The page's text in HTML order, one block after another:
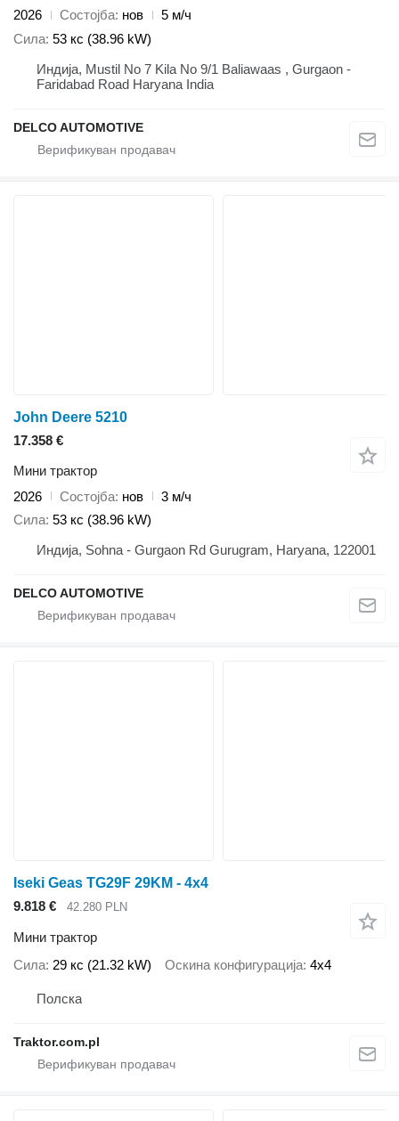
2026 Состојба нов
5 м/ч
Сила 53 кс (38.96 kW)
Индија, Mustil No 7 Kila No 9/1 Baliawaas , Gurgaon -
Faridabad Road Haryana India
DELCO AUTOMOTIVE
John Deere 5210
17.358 €
Мини трактор
2026
Состојба нов
3 м/ч
Сила 53 кс (38.96 kW)
Индија, Sohna - Gurgaon Rd Gurugram, Haryana, 122001
DELCO AUTOMOTIVE
Iseki Geas TG29F 29KM - 4x4
9.818 €
42.280 PLN
Мини трактор
Сила 29 кс (21.32 kW) Оскина конфигурација 4x4
Полска
Traktor.com.pl